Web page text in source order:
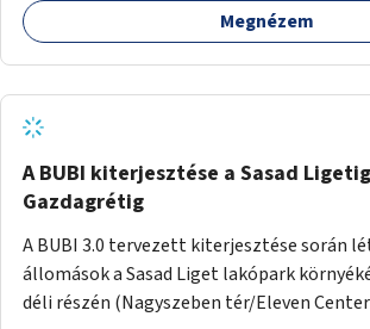
barátságosabbá és zöldebbé lehetne
Megnézem
A BUBI kiterjesztése a Sasad
Gazdagrétig
A BUBI 3.0 tervezett kiterjesztése során
állomások a Sasad Liget lakópark
déli részén (Nagyszeben tér/Eleven